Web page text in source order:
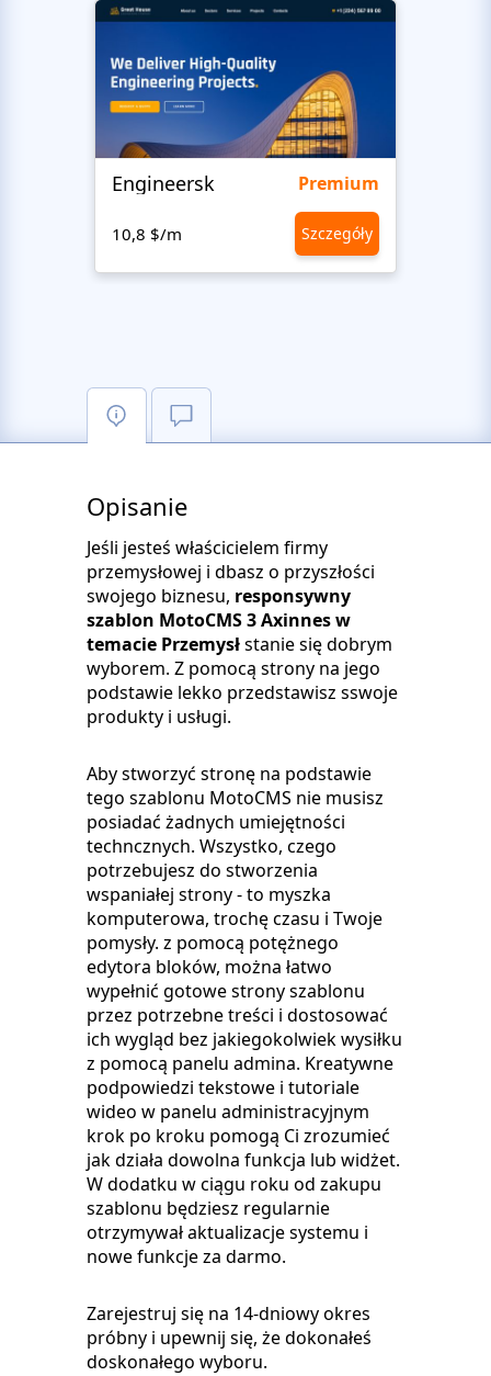
Engineersk Premium
10,8 $/m Szczegóły
Opisanie
Jeśli jesteś właścicielem firmy
przemysłowej i dbasz o przyszłości
swojego biznesu, responsywny
szablon MotoCMS 3 Axinnes w
temacie Przemysłstanie się dobrym
wyborem. Z pomocą strony na jego
podstawie lekko przedstawisz sswoje
produkty i usługi.
Aby stworzyć stronę na podstawie
tego szablonu MotoCMS nie musisz
posiadać żadnych umiejętności
techncznych. Wszystko, czego
potrzebujesz do stworzenia
wspaniałej strony - to myszka
komputerowa, trochę czasu i Twoje
pomysły. z pomocą potężnego
edytora bloków, można łatwo
wypełnić gotowe strony szablonu
przez potrzebne treści i dostosować
ich wygląd bez jakiegokolwiek wysiłku
z pomocą panelu admina. Kreatywne
podpowiedzi tekstowe i tutoriale
wideo w panelu administracyjnym
krok po kroku pomogą Ci zrozumieć
jak działa dowolna funkcja lub widżet.
W dodatku w ciągu roku od zakupu
szablonu będziesz regularnie
otrzymywał aktualizacje systemu i
nowe funkcje za darmo.
Zarejestruj się na 14-dniowy okres
próbny i upewnij się, że dokonałeś
doskonałego wyboru.